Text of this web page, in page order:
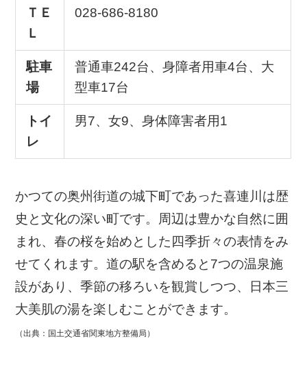
ＴＥ
Ｌ
028-686-8180
駐車
場
普通車242台、身障者用車4台、大
型車17台
トイ
レ
男7、女9、身体障害者用1
かつての奥州街道の城下町であった喜連川は歴
史と文化の深い町です。周辺は豊かな自然に囲
まれ、春の桜を始めとした四季折々の表情をみ
せてくれます。道の駅を含めると7つの温泉施
設があり、季節の移ろいを観賞しつつ、日本三
大美肌の湯を楽しむことができます。
（出典：国土交通省関東地方整備局）